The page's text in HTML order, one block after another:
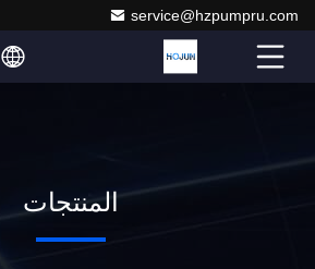
service@hzpumpru.com
المنتجات